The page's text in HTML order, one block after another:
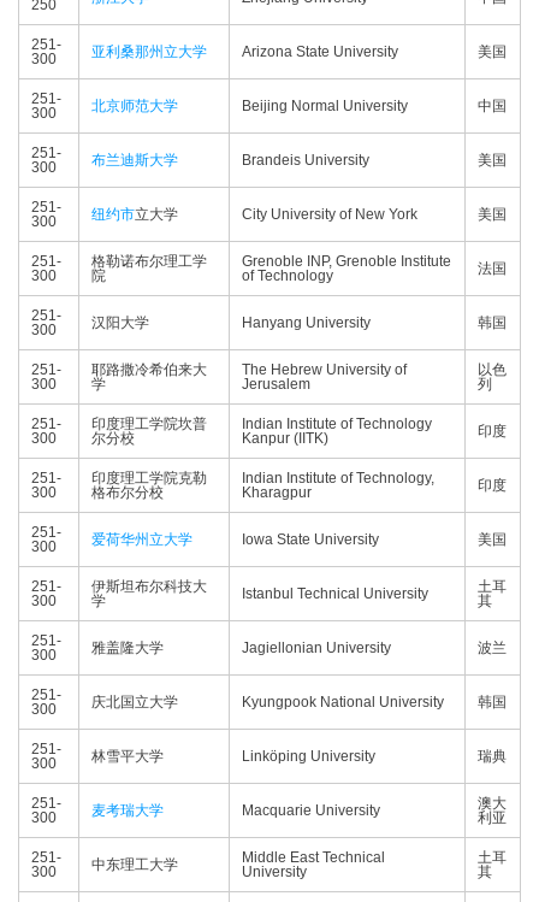
250
251-
300
亚利桑那州立大学 Arizona State University 美国
251-
300
北京师范大学 Beijing Normal University 中国
251-
300
布兰迪斯大学 Brandeis University 美国
251-
300
纽约市立大学 City University of New York 美国
251-
300
格勒诺布尔理工学
院
Grenoble INP, Grenoble Institute
of Technology
法国
251-
300
汉阳大学 Hanyang University 韩国
251-
300
耶路撒冷希伯来大
学
The Hebrew University of
Jerusalem
以色
列
251-
300
印度理工学院坎普
尔分校
Indian Institute of Technology
Kanpur (IITK)
印度
251-
300
印度理工学院克勒
格布尔分校
Indian Institute of Technology,
Kharagpur
印度
251-
300
爱荷华州立大学 Iowa State University 美国
251-
300
伊斯坦布尔科技大
学
Istanbul Technical University
土耳
其
251-
300
雅盖隆大学 Jagiellonian University 波兰
251-
300
庆北国立大学 Kyungpook National University 韩国
251-
300
林雪平大学 Linköping University 瑞典
251-
300
麦考瑞大学 Macquarie University
澳大
利亚
251-
300
中东理工大学
Middle East Technical
University
土耳
其